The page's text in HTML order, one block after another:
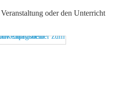
oder den Unterricht